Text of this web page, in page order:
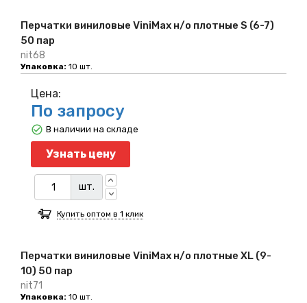
Перчатки виниловые ViniMax н/о плотные S (6-7)
50 пар
nit68
Упаковка: 10 шт.
Перчатки виниловые ViniMax н/о плотные XL (9-
10) 50 пар
nit71
Упаковка: 10 шт.
Цена:
По запросу
Узнать цену
шт.
В наличии на складе
Купить оптом в 1 клик